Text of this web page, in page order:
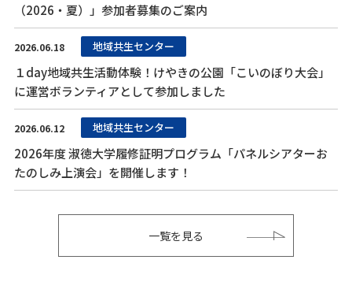
（2026・夏）」参加者募集のご案内
2026.06.18 地域共生センター
１day地域共生活動体験！けやきの公園「こいのぼり大会」
に運営ボランティアとして参加しました
2026.06.12 地域共生センター
2026年度 淑徳大学履修証明プログラム「パネルシアターお
たのしみ上演会」を開催します！
一覧を見る